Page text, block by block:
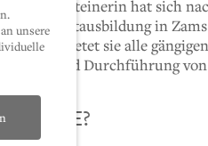
Kufsteinerin hat sich
Facharztausbildung in
Dort bietet sie alle
und Durchführung
unsere